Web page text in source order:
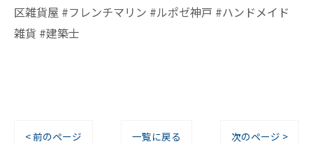
区雑貨屋 #フレンチマリン #ルポゼ神戸 #ハンドメイド
雑貨 #建築士
< 前のページ 一覧に戻る 次のページ >